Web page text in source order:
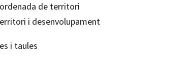
de territori
i desenvolupament
i taules